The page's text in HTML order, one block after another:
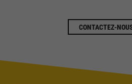
CONTACTEZ-